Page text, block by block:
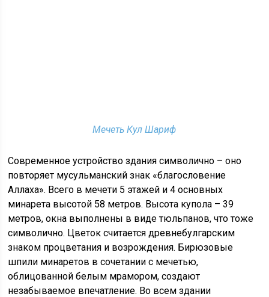
Мечеть Кул Шариф
Современное устройство здания символично – оно
повторяет мусульманский знак «благословение
Аллаха». Всего в мечети 5 этажей и 4 основных
минарета высотой 58 метров. Высота купола – 39
метров, окна выполнены в виде тюльпанов, что тоже
символично. Цветок считается древнебулгарским
знаком процветания и возрождения. Бирюзовые
шпили минаретов в сочетании с мечетью,
облицованной белым мрамором, создают
незабываемое впечатление. Во всем здании